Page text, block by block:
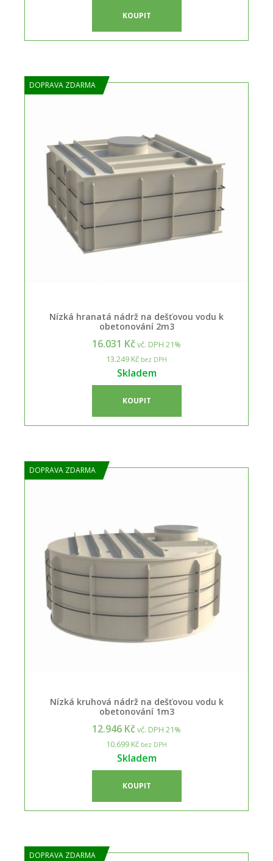
KOUPIT
DOPRAVA ZDARMA
Nízká hranatá nádrž na dešťovou vodu k
obetonování 2m3
16.031 Kčvč. DPH 21%
13.249 Kč bez DPH
Skladem
KOUPIT
DOPRAVA ZDARMA
Nízká kruhová nádrž na dešťovou vodu k
obetonování 1m3
12.946 Kčvč. DPH 21%
10.699 Kč bez DPH
Skladem
KOUPIT
DOPRAVA ZDARMA